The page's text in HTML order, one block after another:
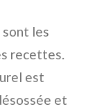
les
recettes.
est
et